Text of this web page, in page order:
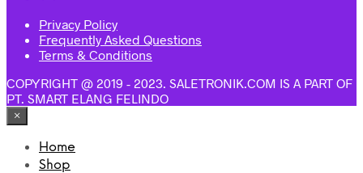
Privacy Policy
Frequently Asked Questions
Terms & Conditions
COPYRIGHT @ 2019 - 2023. SALETRONIK.COM IS A PART OF
PT. SMART ELANG FELINDO
×
Home
Shop